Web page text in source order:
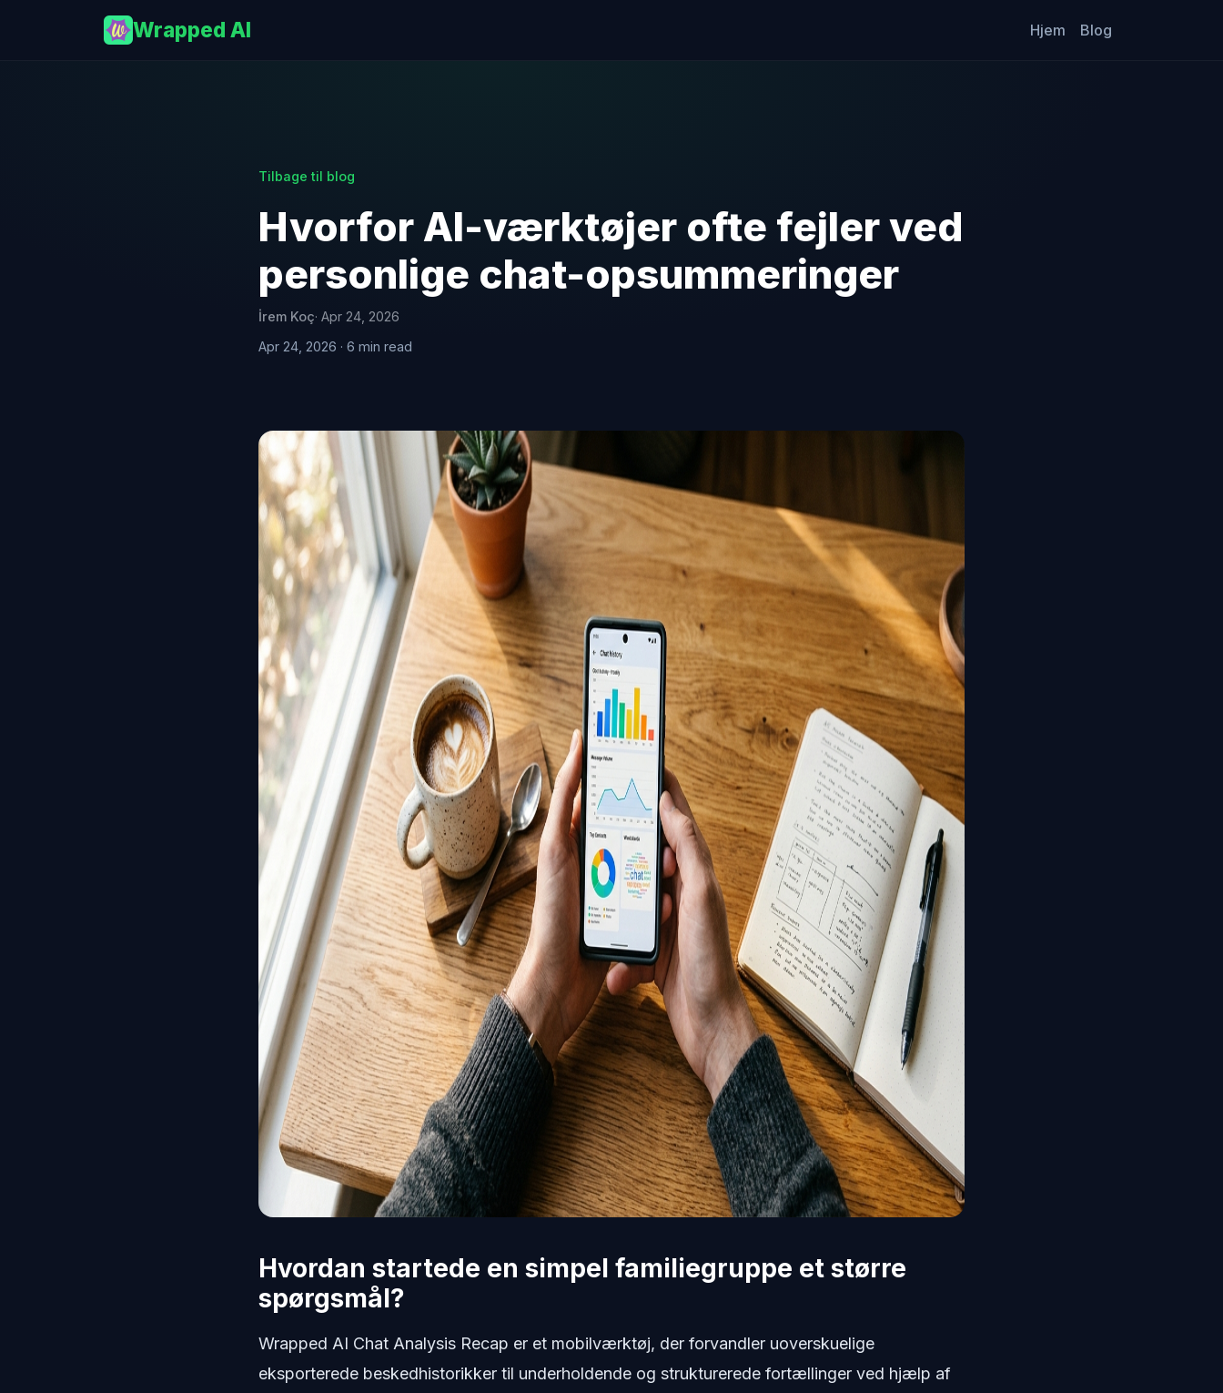
Wrapped AI Hjem Blog
Tilbage til blog
Hvorfor AI-værktøjer ofte fejler ved
personlige chat-opsummeringer
İrem Koç· Apr 24, 2026
Apr 24, 2026 · 6 min read
Hvordan startede en simpel familiegruppe et større
spørgsmål?
Wrapped AI Chat Analysis Recap er et mobilværktøj, der forvandler uoverskuelige
eksporterede beskedhistorikker til underholdende og strukturerede fortællinger ved hjælp af